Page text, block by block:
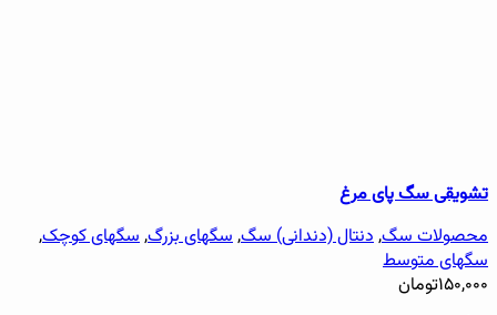
تشویقی سگ پای مرغ
محصولات سگ,دنتال (دندانی) سگ,سگهای بزرگ,سگهای کوچک,
سگهای متوسط
۱۵۰,۰۰۰تومان